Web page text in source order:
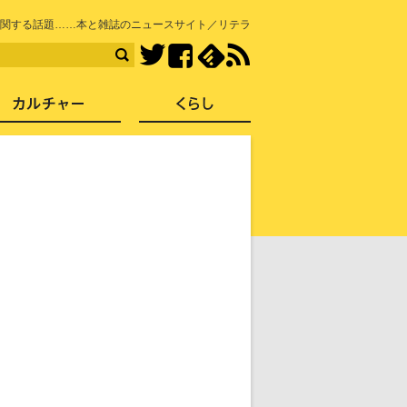
する話題……本と雑誌のニュースサイト／リテラ
TwitterFacebook
社会